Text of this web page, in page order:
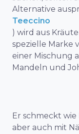
Alternative
Teeccino
) wird aus
spezielle Marke
einer Mischung
Mandeln und
Er schmeckt
aber auch mit